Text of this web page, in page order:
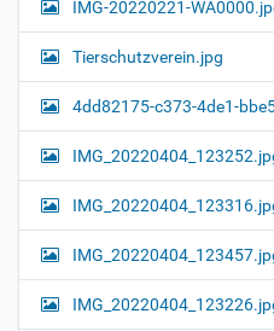
i
l
r
e
…
i
g
a
t
i
o
n
IMG-20220221-
Tierschutzverein.jpg
4dd82175-c373-4de1-